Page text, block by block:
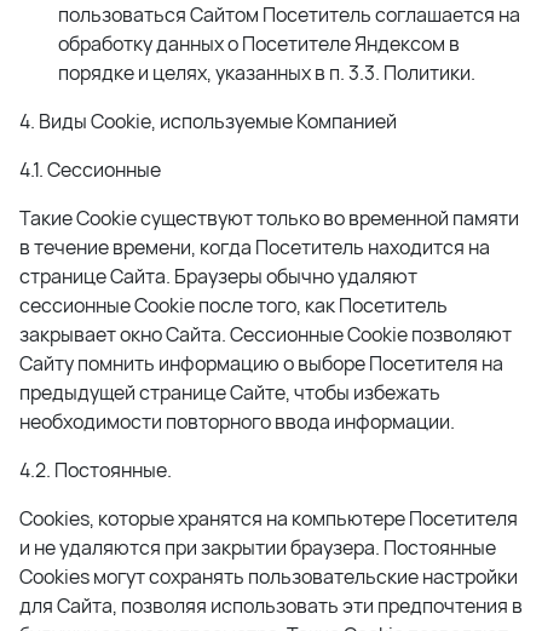
пользоваться Сайтом Посетитель соглашается на
обработку данных о Посетителе Яндексом в
порядке и целях, указанных в п. 3.3. Политики.
4. Виды Cookie, используемые Компанией
4.1. Сессионные
Такие Cookie существуют только во временной памяти
в течение времени, когда Посетитель находится на
странице Сайта. Браузеры обычно удаляют
сессионные Cookie после того, как Посетитель
закрывает окно Сайта. Сессионные Cookie позволяют
Сайту помнить информацию о выборе Посетителя на
предыдущей странице Сайте, чтобы избежать
необходимости повторного ввода информации.
4.2. Постоянные.
Сookies, которые хранятся на компьютере Посетителя
и не удаляются при закрытии браузера. Постоянные
Сookies могут сохранять пользовательские настройки
для Сайта, позволяя использовать эти предпочтения в